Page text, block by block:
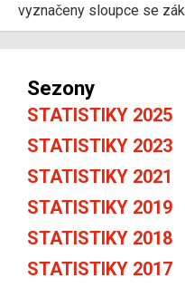
vyznačeny sloupce se
Sezony
STATISTIKY 2025
STATISTIKY 2023
STATISTIKY 2021
STATISTIKY 2019
STATISTIKY 2018
STATISTIKY 2017